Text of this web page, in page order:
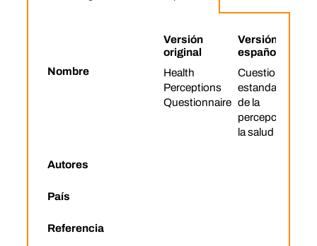
Versión
original
Versión
española
Nombre
Health
Perceptions
Questionnaire
Cuestionario
estandarizado
de la
percepción de
la salud
Autores
País
Referencia